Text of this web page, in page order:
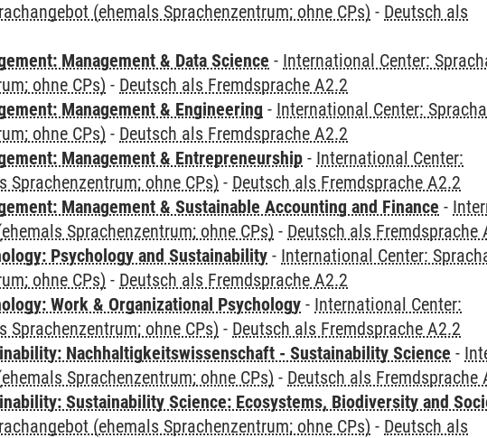
(ehemals Sprachenzentrum; ohne CPs) - Deutsch als
Management & Data Science - International Center:
ohne CPs) - Deutsch als Fremdsprache A2.2
Management & Engineering - International Center:
ohne CPs) - Deutsch als Fremdsprache A2.2
Management & Entrepreneurship - International Center:
Sprachenzentrum; ohne CPs) - Deutsch als Fremdsprache A2.2
Management & Sustainable Accounting and Finance -
Sprachenzentrum; ohne CPs) - Deutsch als Fremdsprache
Psychology and Sustainability - International Center:
ohne CPs) - Deutsch als Fremdsprache A2.2
Work & Organizational Psychology - International Center:
Sprachenzentrum; ohne CPs) - Deutsch als Fremdsprache A2.2
Nachhaltigkeitswissenschaft - Sustainability Science -
Sprachenzentrum; ohne CPs) - Deutsch als Fremdsprache
Sustainability Science: Ecosystems, Biodiversity and
(ehemals Sprachenzentrum; ohne CPs) - Deutsch als